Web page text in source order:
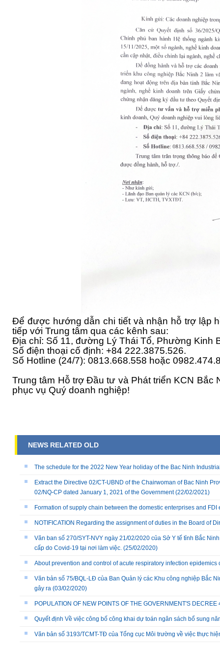
Để được hướng dẫn chi tiết và nhận hỗ trợ lập
tiếp với Trung tâm qua các kênh sau:
Địa chỉ: Số 11, đường Lý Thái Tổ, Phường Kinh
Số điện thoại cố định: +84 222.3875.526.
Số Hotline (24/7): 0813.668.558 hoặc
Trung tâm Hỗ trợ Đầu tư và Phát triển KCN Bắc
phục vụ Quý doanh nghiệp!
NEWS RELATED OLD
The schedule for the 2022 New Year holiday of the Bac Ninh
Extract the Directive 02/CT-UBND of the Chairwoman of Bac Ninh
02/NQ-CP dated January 1, 2021 of the Government(22/02/2021)
Formation of supply chain between the domestic enterprises and FDI
NOTIFICATION Regarding the assignment of duties in the Board of
Văn ban số 270/SYT-NVY ngày 21/02/2020 của Sở Y tế tỉnh Bắc
cấp do Covid-19 tại nơi làm việc. (25/02/2020)
About prevention and control of acute respiratory infection epidemics
Văn bản số 75/BQL-LĐ của Ban Quản lý các Khu công nghiệp Bắc
gây ra (03/02/2020)
POPULATION OF NEW POINTS OF THE GOVERNMENT'S
Quyết định Về việc công bố công khai dự toán ngân sách bổ sung
Văn bản số 3193/TCMT-TĐ của Tổng cục Môi trường về việc thực